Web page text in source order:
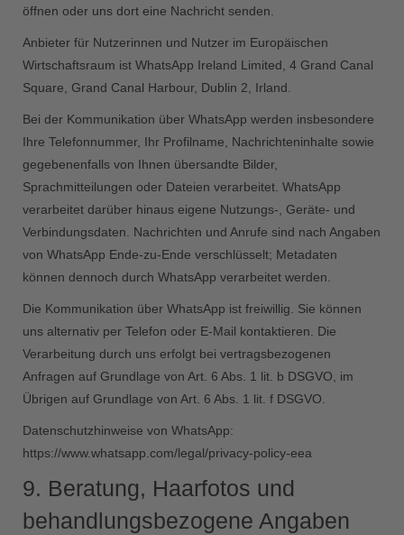
öffnen oder uns dort eine Nachricht senden.
Anbieter für Nutzerinnen und Nutzer im Europäischen
Wirtschaftsraum ist WhatsApp Ireland Limited, 4 Grand Canal
Square, Grand Canal Harbour, Dublin 2, Irland.
Bei der Kommunikation über WhatsApp werden insbesondere
Ihre Telefonnummer, Ihr Profilname, Nachrichteninhalte sowie
gegebenenfalls von Ihnen übersandte Bilder,
Sprachmitteilungen oder Dateien verarbeitet. WhatsApp
verarbeitet darüber hinaus eigene Nutzungs-, Geräte- und
Verbindungsdaten. Nachrichten und Anrufe sind nach Angaben
von WhatsApp Ende-zu-Ende verschlüsselt; Metadaten
können dennoch durch WhatsApp verarbeitet werden.
Die Kommunikation über WhatsApp ist freiwillig. Sie können
uns alternativ per Telefon oder E-Mail kontaktieren. Die
Verarbeitung durch uns erfolgt bei vertragsbezogenen
Anfragen auf Grundlage von Art. 6 Abs. 1 lit. b DSGVO, im
Übrigen auf Grundlage von Art. 6 Abs. 1 lit. f DSGVO.
Datenschutzhinweise von WhatsApp:
https://www.whatsapp.com/legal/privacy-policy-eea
9. Beratung, Haarfotos und
behandlungsbezogene Angaben